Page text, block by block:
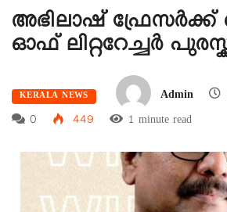
അഭിലാഷ് ഫ്രേസർക്ക്
ഓഫ് ലിറ്ററേച്ചർ
KERALA NEWS Admin
0
449 1 minute read